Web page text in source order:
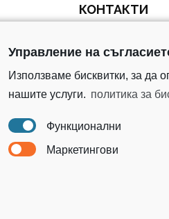
cream
КОНТАКТИ
град София,
0894441086
Управление на
Използваме бисквитки, за да
нашите услуги. политика за
Функционални
Маркетингови